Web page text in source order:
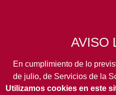
AVISO
En cumplimiento de lo
de julio, de Servicios de la
de Comercio Electrónico,
Utilizamos cookies en este